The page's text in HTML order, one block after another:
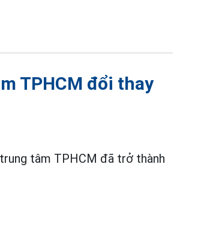
TPHCM đổi thay
tâm TPHCM đã trở thành